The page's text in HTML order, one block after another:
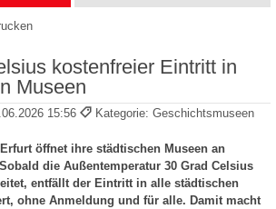
kostenfreier Eintritt in
Museen
15:56 Kategorie: Geschichtsmuseen
öffnet ihre städtischen Museen an
die Außentemperatur 30 Grad Celsius
entfällt der Eintritt in alle städtischen
ohne Anmeldung und für alle. Damit macht